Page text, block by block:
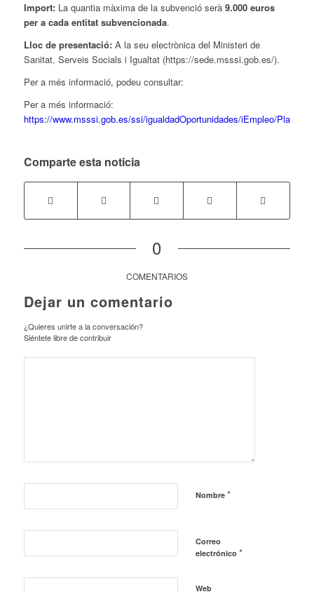
Import:La quantia màxima de la subvenció serà 9.000 euros
per a cada entitat subvencionada.
Lloc de presentació:A la seu electrònica del Ministeri de
Sanitat, Serveis Socials i Igualtat (https://sede.msssi.gob.es/).
Per a més informació, podeu consultar:
Per a més informació:
https://www.msssi.gob.es/ssi/igualdadOportunidades/iEmpleo/
Comparte esta noticia
0
COMENTARIOS
Dejar un comentario
¿Quieres unirte a la conversación?
Siéntete libre de contribuir
Nombre *
Correo
electrónico *
Web